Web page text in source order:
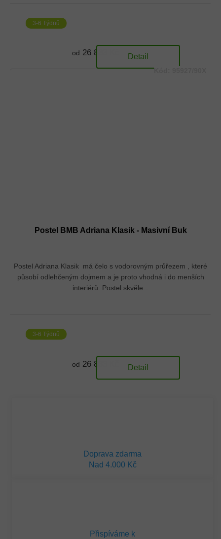
3-6 Týdnů
od 26 833 Kč Detail
Postel BMB Adriana Klasik - Masivní Buk
Postel Adriana Klasik má čelo s vodorovným průřezem , které
působí odlehčeným dojmem a je proto vhodná i do menších
interiérů. Postel skvěle...
3-6 Týdnů
od 26 833 Kč Detail
Doprava zdarma
Nad 4.000 Kč
Přispíváme k